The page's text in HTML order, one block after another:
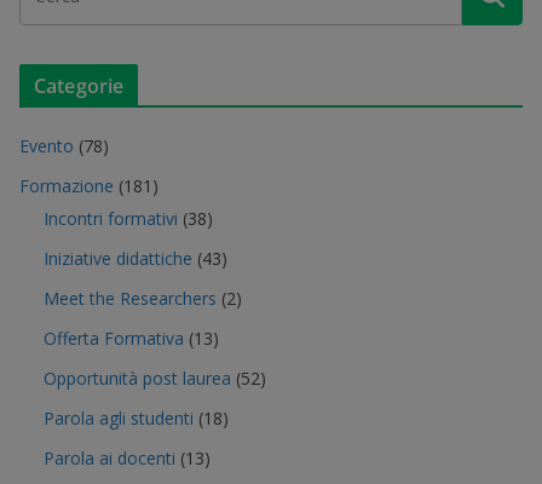
Categorie
Evento (78)
Formazione (181)
Incontri formativi (38)
Iniziative didattiche (43)
Meet the Researchers (2)
Offerta Formativa (13)
Opportunità post laurea (52)
Parola agli studenti (18)
Parola ai docenti (13)